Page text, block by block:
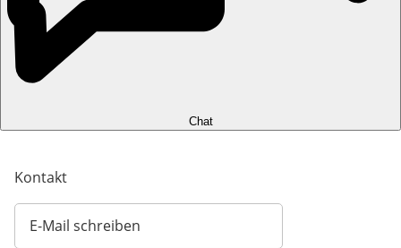
Chat
Kontakt
E-Mail schreiben
Öffnet E-Mail-Client